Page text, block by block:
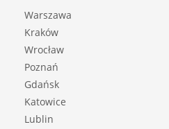
Warszawa
Kraków
Wrocław
Poznań
Gdańsk
Katowice
Lublin